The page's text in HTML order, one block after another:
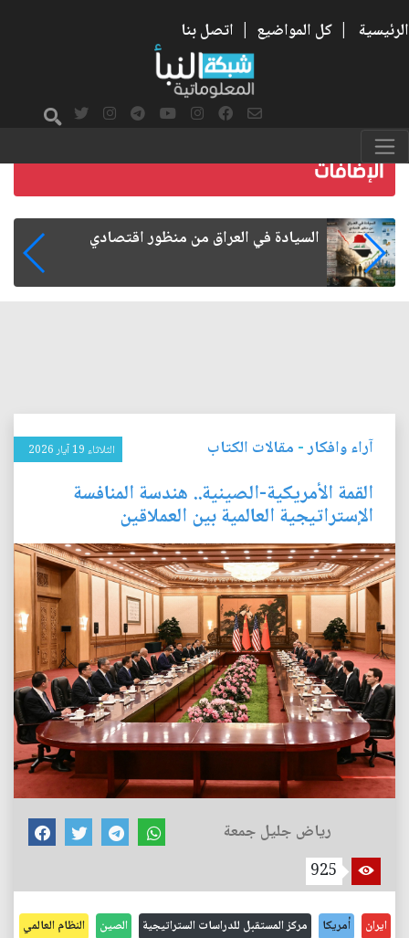
الرئيسية | كل المواضيع | اتصل بنا
ما بعد الأربعين.. كيف اتسعت الزيارة من هويتها
آراء وافكار- مقالات الكتاب الثلاثاء 19 آيار 2026
القمة الأمريكية-الصينية.. هندسة المنافسة
الإستراتيجية العالمية بين العملاقين
رياض جليل جمعة
925
ايران أمريكا مركز المستقبل للدراسات الستراتيجية الصين النظام العالمي